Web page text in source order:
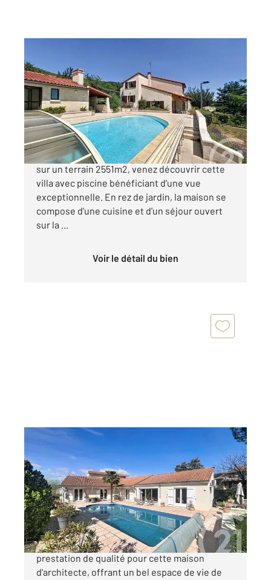
163,16 m , 7 pièces
Ref : 15194
Maison à vendre
528 000 €
Sur les hauteurs de COURNON D'AUVERGNE,
sur un terrain 2551m2, venez découvrir cette
villa avec piscine bénéficiant d'une vue
exceptionnelle. En rez de jardin, la maison se
compose d'une cuisine et d'un séjour ouvert
sur la ...
Voir le détail du bien
2 , 8 pièces
Ref : 11928
Maison à vendre
593 000 €
Cournon d'Auvergne, vue dégagée et
prestation de qualité pour cette maison
d'architecte, offrant un bel espace de vie de